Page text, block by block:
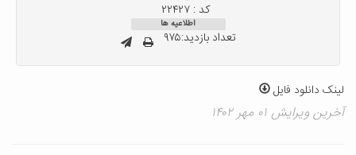
کد : ۲۲۴۲۷
اطلاعیه ها
تعداد بازدید:۹۷۵
لینک دانلود فایل
آخرین ویرایش ۰۱ مهر ۱۴۰۲